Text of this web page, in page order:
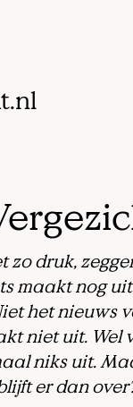
zo druk,
maakt nog
het nieuws
niet uit. Wel
niks uit.
er dan